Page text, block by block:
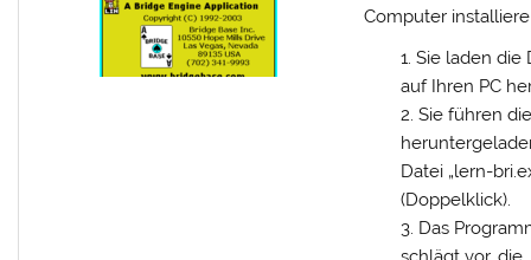
Computer
Sie laden die
auf Ihren PC
Sie führen die
Datei „lern-
(Doppelklick).
Das